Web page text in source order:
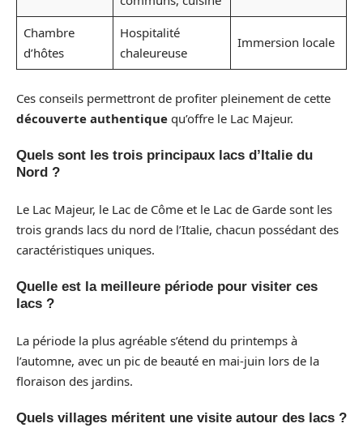
Chambre
d’hôtes
Hospitalité
chaleureuse
Immersion locale
Ces conseils permettront de profiter pleinement de cette
découverte authentique qu’offre le Lac Majeur.
Quels sont les trois principaux lacs d’Italie du
Nord ?
Le Lac Majeur, le Lac de Côme et le Lac de Garde sont les
trois grands lacs du nord de l’Italie, chacun possédant des
caractéristiques uniques.
Quelle est la meilleure période pour visiter ces
lacs ?
La période la plus agréable s’étend du printemps à
l’automne, avec un pic de beauté en mai-juin lors de la
floraison des jardins.
Quels villages méritent une visite autour des lacs ?